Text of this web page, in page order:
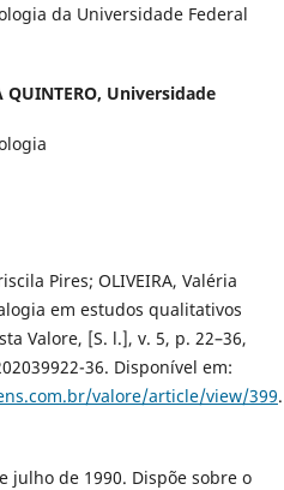
da Universidade Federal
QUINTERO, Universidade
Pires; OLIVEIRA, Valéria
em estudos qualitativos
Valore, [S. l.], v. 5, p. 22–36,
36. Disponível em:
valore/article/view/399.
julho de 1990. Dispõe sobre o